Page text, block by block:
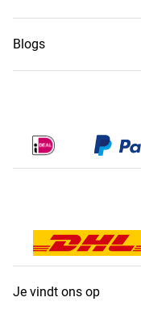
Blogs
Je vindt ons op